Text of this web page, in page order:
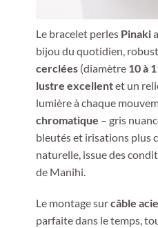
Le bracelet perles Pinaki
bijou du quotidien,
cerclées(diamètre 10 à
lustre excellentet un
lumière à chaque
chromatique – gris
bleutés et irisations plus
naturelle, issue des
de Manihi.
Le montage surcâble
parfaite dans le temps,